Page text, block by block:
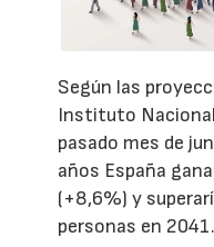
Según las
Instituto
pasado mes de
años España
(+8,6%) y
personas en